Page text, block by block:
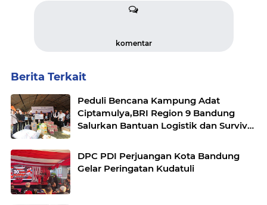
komentar
Berita Terkait
Peduli Bencana Kampung Adat
Ciptamulya,BRI Region 9 Bandung
Salurkan Bantuan Logistik dan Survival
DPC PDI Perjuangan Kota Bandung
Gelar Peringatan Kudatuli